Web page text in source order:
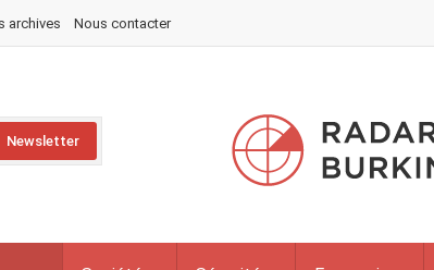
archives Nous contacter